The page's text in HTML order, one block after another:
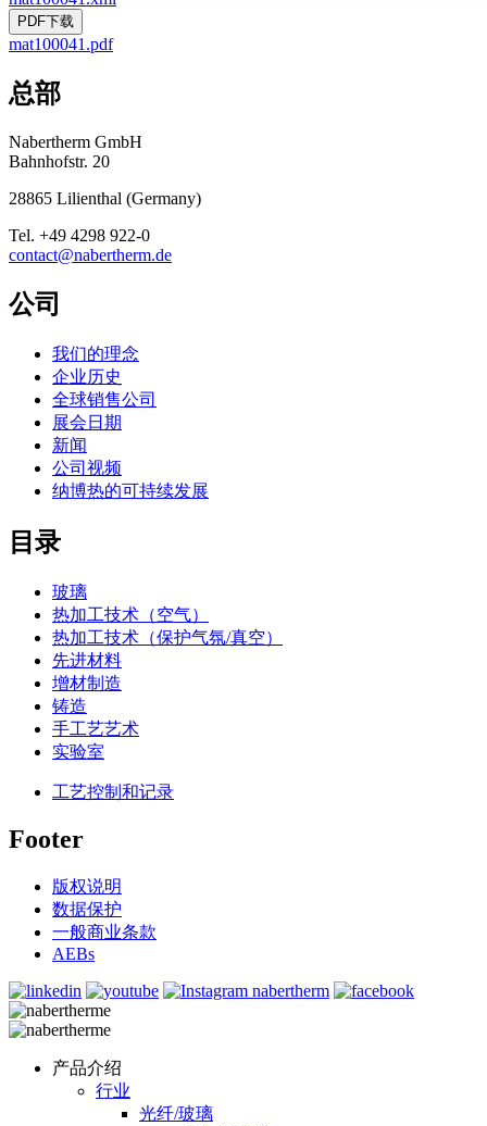
PDF下载
mat100041.pdf
总部
Nabertherm GmbH
Bahnhofstr. 20
28865 Lilienthal (Germany)
Tel. +49 4298 922-0
contact@nabertherm.de
公司
我们的理念
企业历史
全球销售公司
展会日期
新闻
公司视频
纳博热的可持续发展
目录
玻璃
热加工技术（空气）
热加工技术（保护气氛/真空）
先进材料
增材制造
铸造
手工艺艺术
实验室
工艺控制和记录
Footer
版权说明
数据保护
一般商业条款
AEBs
产品介绍
行业
光纤/玻璃